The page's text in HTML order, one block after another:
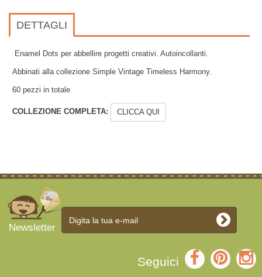
DETTAGLI
Enamel Dots per abbellire progetti creativi. Autoincollanti.
Abbinati alla collezione Simple Vintage Timeless Harmony.
60 pezzi in totale
COLLEZIONE COMPLETA: CLICCA QUI
Newsletter
Seguici